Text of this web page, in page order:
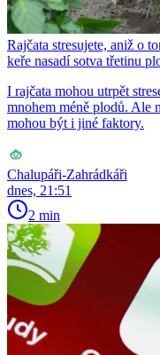
Rajčata stresujete, aniž o
keře nasadí sotva třetinu
I rajčata mohou utrpět
mnohem méně plodů. Ale
mohou být i jiné faktory.
Chalupáři-Zahrádkáři
dnes, 21:51
2 min